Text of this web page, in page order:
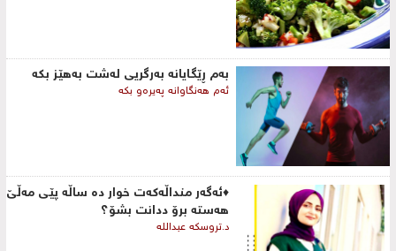
به‌م ڕێگایانه‌ به‌رگریی‌ له‌شت به‌هێز بكه‌
ئه‌م هه‌نگاوانه‌ په‌یره‌و بكه‌
♦ئەگەر منداڵەکەت خوار دە ساڵە پێی مەڵێ
هەستە برۆ ددانت بشۆ؟
د.تروسکە عبداللە